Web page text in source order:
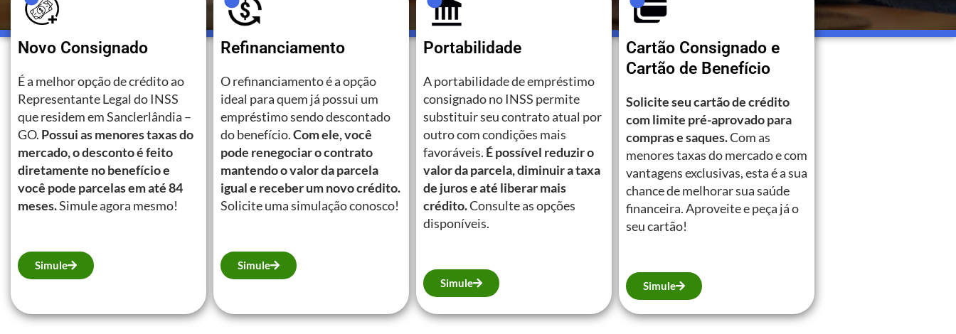
Novo Consignado
É a melhor opção de crédito ao
Representante Legal do INSS
que residem em Sanclerlândia –
GO. Possui as menores taxas do
mercado, o desconto é feito
diretamente no benefício e
você pode parcelas em até 84
meses.Simule agora mesmo!
Simule
Refinanciamento
O refinanciamento é a opção
ideal para quem já possui um
empréstimo sendo descontado
do benefício.Com ele, você
pode renegociar o contrato
mantendo o valor da parcela
igual e receber um novo crédito.
Solicite uma simulação conosco!
Simule
Portabilidade
A portabilidade de empréstimo
consignado no INSS permite
substituir seu contrato atual por
outro com condições mais
favoráveis. É possível reduzir o
valor da parcela, diminuir a taxa
de juros e até liberar mais
crédito.Consulte as opções
disponíveis.
Simule
Cartão Consignado e
Cartão de Benefício
Solicite seu cartão de crédito
com limite pré-aprovado para
compras e saques.Com as
menores taxas do mercado e com
vantagens exclusivas, esta é a sua
chance de melhorar sua saúde
financeira. Aproveite e peça já o
seu cartão!
Simule